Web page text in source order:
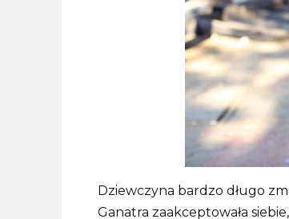
Dziewczyna bardzo długo
Ganatra zaakceptowała